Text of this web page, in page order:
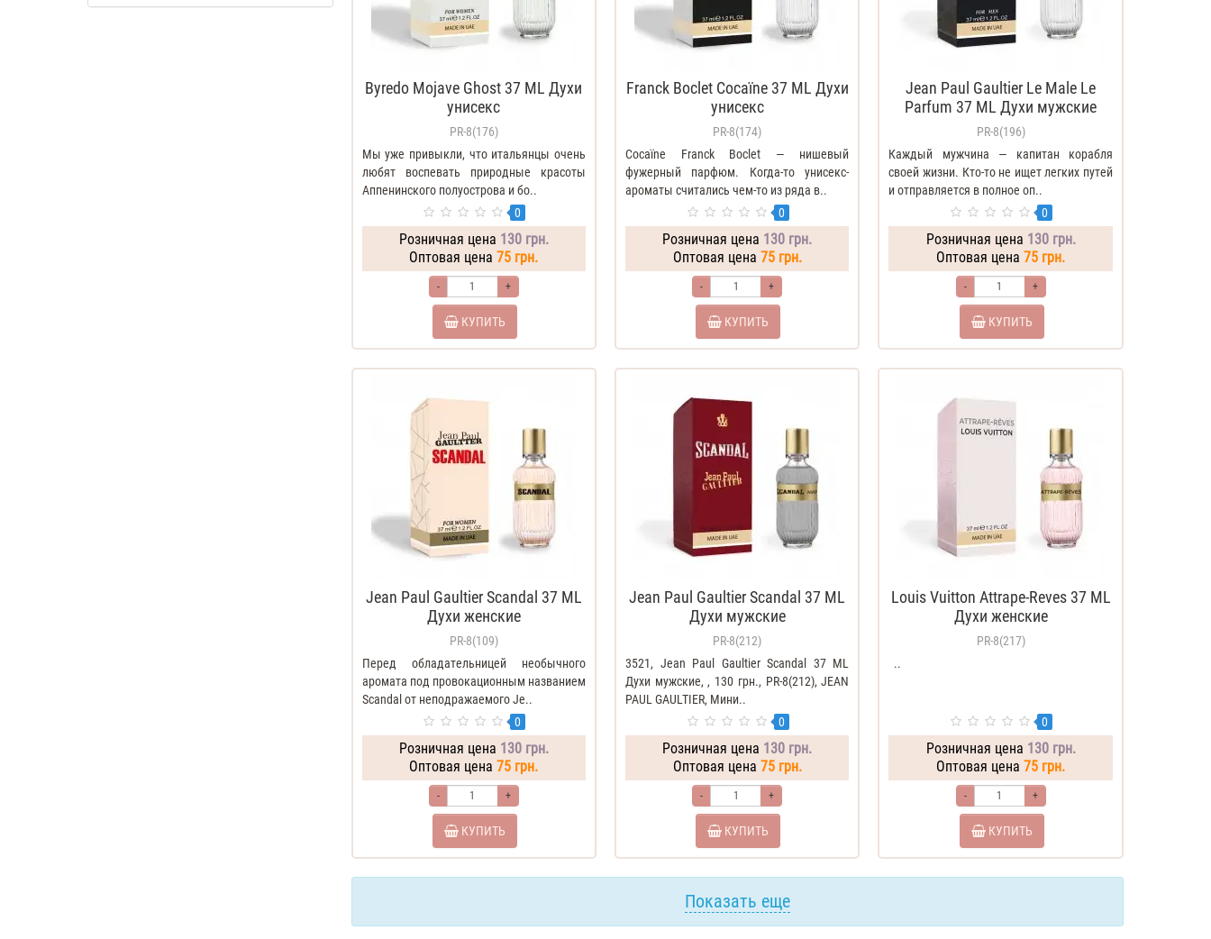
Byredo Mojave Ghost 37 ML Духи
унисекс
PR-8(176)
Мы уже привыкли, что итальянцы очень
любят воспевать природные красоты
Аппенинского полуострова и бо..
0
Розничная цена 130 грн.
Оптовая цена 75 грн.
- +
КУПИТЬ
Franck Boclet Cocaїne 37 ML Духи
унисекс
PR-8(174)
Cocaїne Franck Boclet — нишевый
фужерный парфюм. Когда-то унисекс-
ароматы считались чем-то из ряда в..
0
Розничная цена 130 грн.
Оптовая цена 75 грн.
- +
КУПИТЬ
Jean Paul Gaultier Le Male Le
Parfum 37 ML Духи мужские
PR-8(196)
Каждый мужчина — капитан корабля
своей жизни. Кто-то не ищет легких путей
и отправляется в полное оп..
0
Розничная цена 130 грн.
Оптовая цена 75 грн.
- +
КУПИТЬ
Jean Paul Gaultier Scandal 37 ML
Духи женские
PR-8(109)
Перед обладательницей необычного
аромата под провокационным названием
Scandal от неподражаемого Je..
0
Розничная цена 130 грн.
Оптовая цена 75 грн.
- +
КУПИТЬ
Jean Paul Gaultier Scandal 37 ML
Духи мужские
PR-8(212)
3521, Jean Paul Gaultier Scandal 37 ML
Духи мужские, , 130 грн., PR-8(212), JEAN
PAUL GAULTIER, Мини..
0
Розничная цена 130 грн.
Оптовая цена 75 грн.
- +
КУПИТЬ
Louis Vuitton Attrape-Reves 37 ML
Духи женские
PR-8(217)
..
0
Розничная цена 130 грн.
Оптовая цена 75 грн.
- +
КУПИТЬ
Показать еще